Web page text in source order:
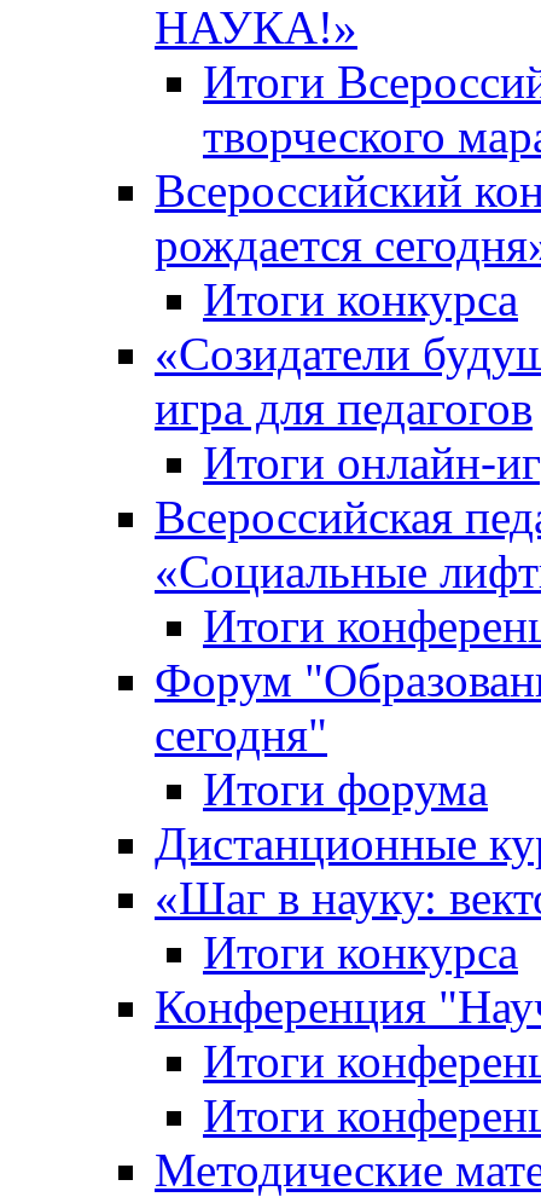
НАУКА!»
Итоги
творческого
Всероссийский
рождается
Итоги конкурса
«Cозидатели
игра для педагогов
Итоги онлайн-
Всероссийская
«Cоциальные
Итоги
Форум
сегодня"
Итоги форума
Дистанционные
«Шаг в науку:
Итоги конкурса
Конференция
Итоги
Итоги
Методические